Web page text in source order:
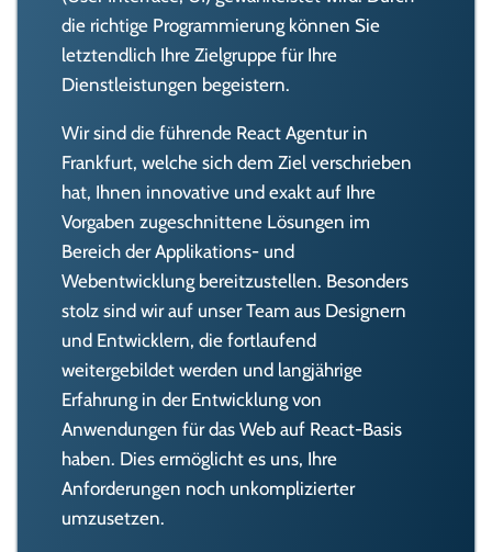
die richtige Programmierung können Sie
letztendlich Ihre Zielgruppe für Ihre
Dienstleistungen begeistern.
Wir sind die führende React Agentur in
Frankfurt, welche sich dem Ziel verschrieben
hat, Ihnen innovative und exakt auf Ihre
Vorgaben zugeschnittene Lösungen im
Bereich der Applikations- und
Webentwicklung bereitzustellen. Besonders
stolz sind wir auf unser Team aus Designern
und Entwicklern, die fortlaufend
weitergebildet werden und langjährige
Erfahrung in der Entwicklung von
Anwendungen für das Web auf React-Basis
haben. Dies ermöglicht es uns, Ihre
Anforderungen noch unkomplizierter
umzusetzen.